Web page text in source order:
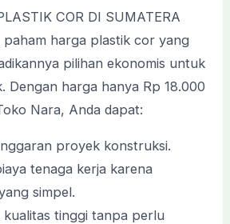
COR DI SUMATERA
paham harga plastik cor yang
pilihan ekonomis untuk
Dengan harga hanya Rp 18.000
Nara, Anda dapat:
proyek konstruksi.
tenaga kerja karena
simpel.
kualitas tinggi tanpa perlu